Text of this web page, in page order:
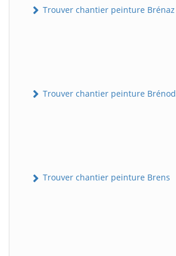
Trouver chantier peinture Brénaz
Trouver chantier peinture Brénod
Trouver chantier peinture Brens